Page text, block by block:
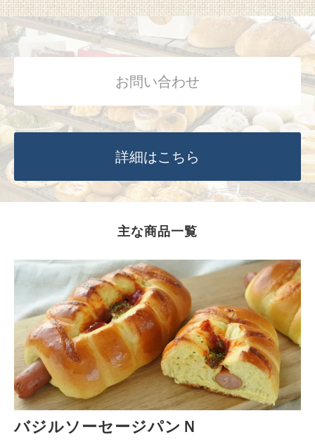
お問い合わせ
詳細はこちら
主な商品一覧
バジルソーセージパンＮ